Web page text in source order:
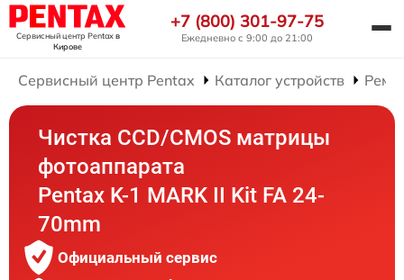
Сервисный центр Pentaxв
Кирове
+7 (800) 301-97-75
Ежедневно с 9:00 до 21:00
Сервисный центр Pentax Каталог устройств
Чистка CCD/CMOS матрицы
фотоаппарата
Pentax K-1 MARK II Kit FA 24-
70mm
Официальный сервис